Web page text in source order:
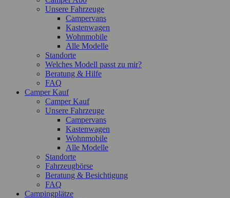
Unsere Fahrzeuge
Campervans
Kastenwagen
Wohnmobile
Alle Modelle
Standorte
Welches Modell passt zu mir?
Beratung & Hilfe
FAQ
Camper Kauf
Camper Kauf
Unsere Fahrzeuge
Campervans
Kastenwagen
Wohnmobile
Alle Modelle
Standorte
Fahrzeugbörse
Beratung & Besichtigung
FAQ
Campingplätze